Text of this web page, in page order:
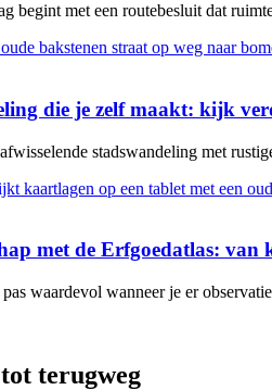
begint met een routebesluit dat
die je zelf maakt: kijk
stadswandeling met
met de Erfgoedatlas:
waardevol wanneer je er
terugweg